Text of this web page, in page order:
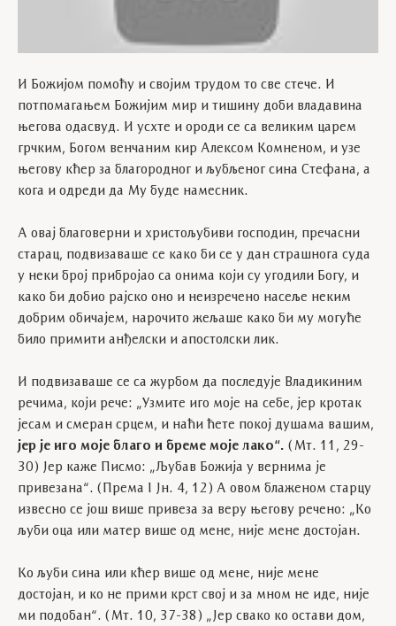
И Божијом помоћу и својим трудом то све стече. И
потпомагањем Божијим мир и тишину доби владавина
његова одасвуд. И усхте и ороди се са великим царем
грчким, Богом венчаним кир Алексом Комненом, и узе
његову кћер за благородног и љубљеног сина Стефана, а
кога и одреди да Му буде намесник.
А овај благоверни и христољубиви господин, пречасни
старац, подвизаваше се како би се у дан страшнога суда
у неки број прибројао са онима који су угодили Богу, и
како би добио рајско оно и неизречено насеље неким
добрим обичајем, нарочито жељаше како би му могуће
било примити анђелски и апостолски лик.
И подвизаваше се са журбом да последује Владикиним
речима, који рече: „Узмите иго моје на себе, јер кротак
јесам и смеран срцем, и наћи ћете покој душама вашим,
јер је иго моје благо и бреме моје лако“. (Мт. 11, 29-
30) Јер каже Писмо: „Љубав Божија у вернима је
привезана“. (Према I Јн. 4, 12) А овом блаженом старцу
извесно се још више привеза за веру његову речено: „Ко
љуби оца или матер више од мене, није мене достојан.
Ко љуби сина или кћер више од мене, није мене
достојан, и ко не прими крст свој и за мном не иде, није
ми подобан“. (Мт. 10, 37-38) „Јер свако ко остави дом,